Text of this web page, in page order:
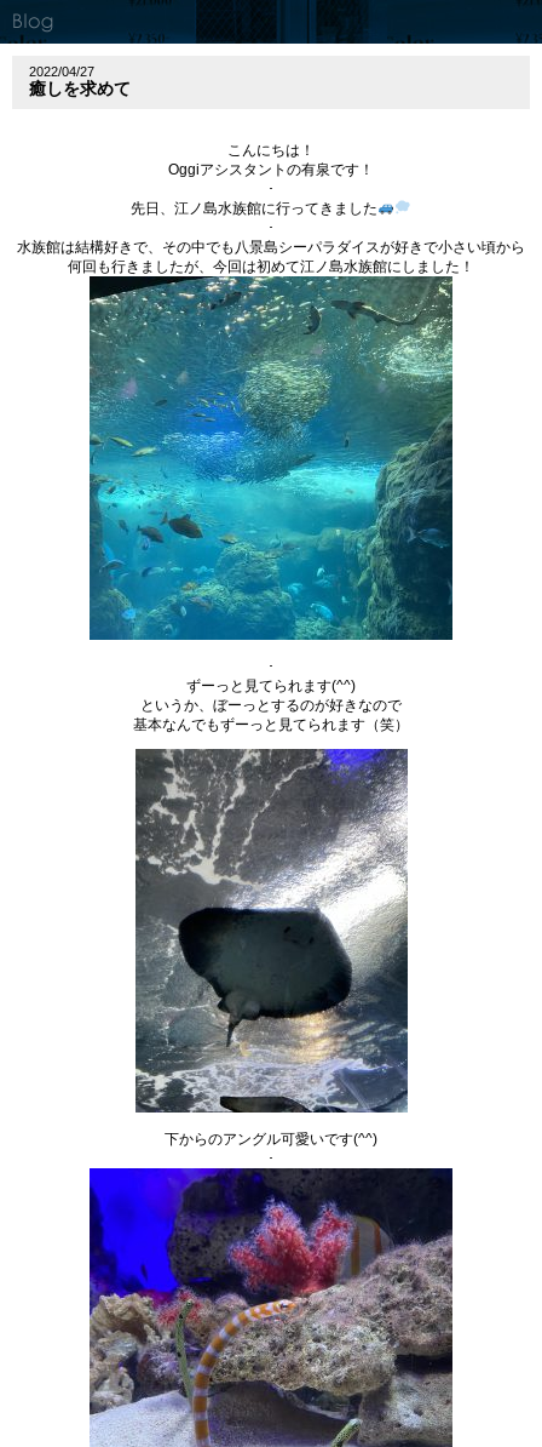
2022/04/27
癒しを求めて
こんにちは！
Oggiアシスタントの有泉です！
･
先日、江ノ島水族館に行ってきました
･
水族館は結構好きで、その中でも八景島シーパラダイスが好きで小さい頃から
何回も行きましたが、今回は初めて江ノ島水族館にしました！
･
ずーっと見てられます(^^)
というか、ぼーっとするのが好きなので
基本なんでもずーっと見てられます（笑）
下からのアングル可愛いです(^^)
･